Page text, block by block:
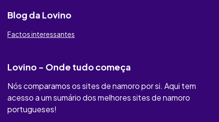
Youumu
MAXXFINDER
Privaffair
Blog da Lovino
Factos interessantes
Lovino - Onde tudo começa
Nós comparamos os sites de namoro por si. Aqui tem
acesso a um sumário dos melhores sites de namoro
portugueses!